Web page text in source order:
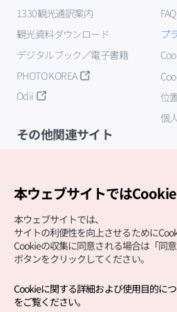
1330観光通訳案内
観光資料ダウンロード
デジタルブック／電子書籍
PHOTO KOREA
Odii
FAQ
プ
位
個
その他関連サイト
Copyright (c) Korea Tourism
本ウェブサイトではCookie
本ウェブサイトでは、
サイトの利便性を向上させるために
Cookieの収集に同意される場合は「同意
ボタンをクリックしてください。
Cookieに関する詳細および使用目的に
をご覧ください。